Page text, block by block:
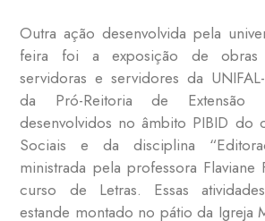
Outra ação desenvolvida pela
feira foi a exposição de obras
servidoras e servidores da
da Pró-Reitoria de
desenvolvidos no âmbito PIBID do
Sociais e da disciplina
ministrada pela professora Flaviane
curso de Letras. Essas
estande montado no pátio da Igreja